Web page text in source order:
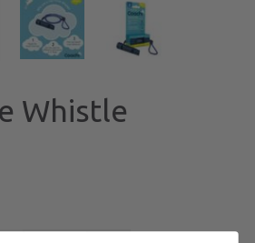
Whistle